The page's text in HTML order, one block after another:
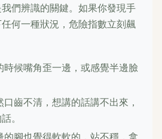
們辨識的關鍵。如果你發現手
何一種狀況，危險指數立刻飆
時候嘴角歪一邊，或感覺半邊臉
口齒不清，想講的話講不出來，
。